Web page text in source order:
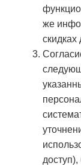
же
скидках